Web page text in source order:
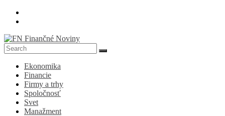
Skip
FN
Finančné
Noviny
Denník
Ekonomika
Financie
Firmy a trhy
Spoločnosť
Svet
Manažment